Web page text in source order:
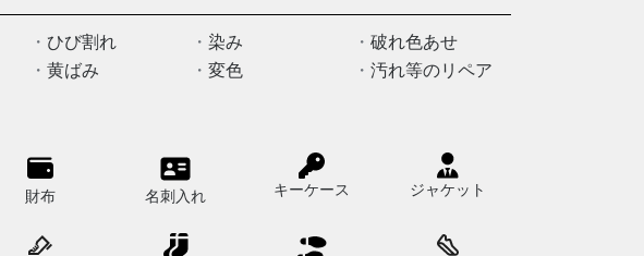
ひび割れ 染み
破れ色あせ
黄ばみ 変色 汚れ等のリペア
財布 名刺入れ キーケース ジャケット